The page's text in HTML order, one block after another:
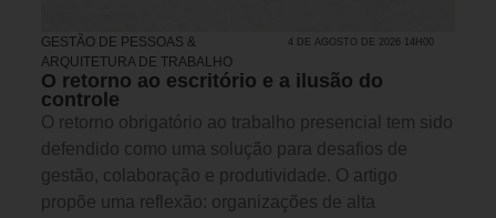
GESTÃO DE PESSOAS &
ARQUITETURA DE TRABALHO
4 DE AGOSTO DE 2026 14H00
O retorno ao escritório e a ilusão do
controle
O retorno obrigatório ao trabalho presencial tem sido
defendido como uma solução para desafios de
gestão, colaboração e produtividade. O artigo
propõe uma reflexão: organizações de alta